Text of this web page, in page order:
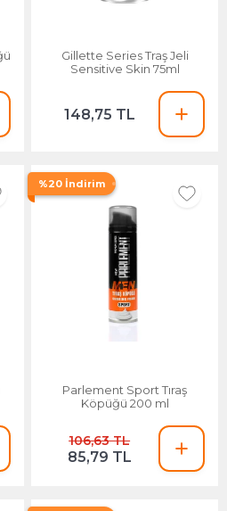
Gillette Series Traş Jeli
Sensitive Skin 75ml
148,75 TL
%20 İndirim
Parlement Sport Tıraş
Köpüğü 200 ml
106,63 TL
85,79 TL